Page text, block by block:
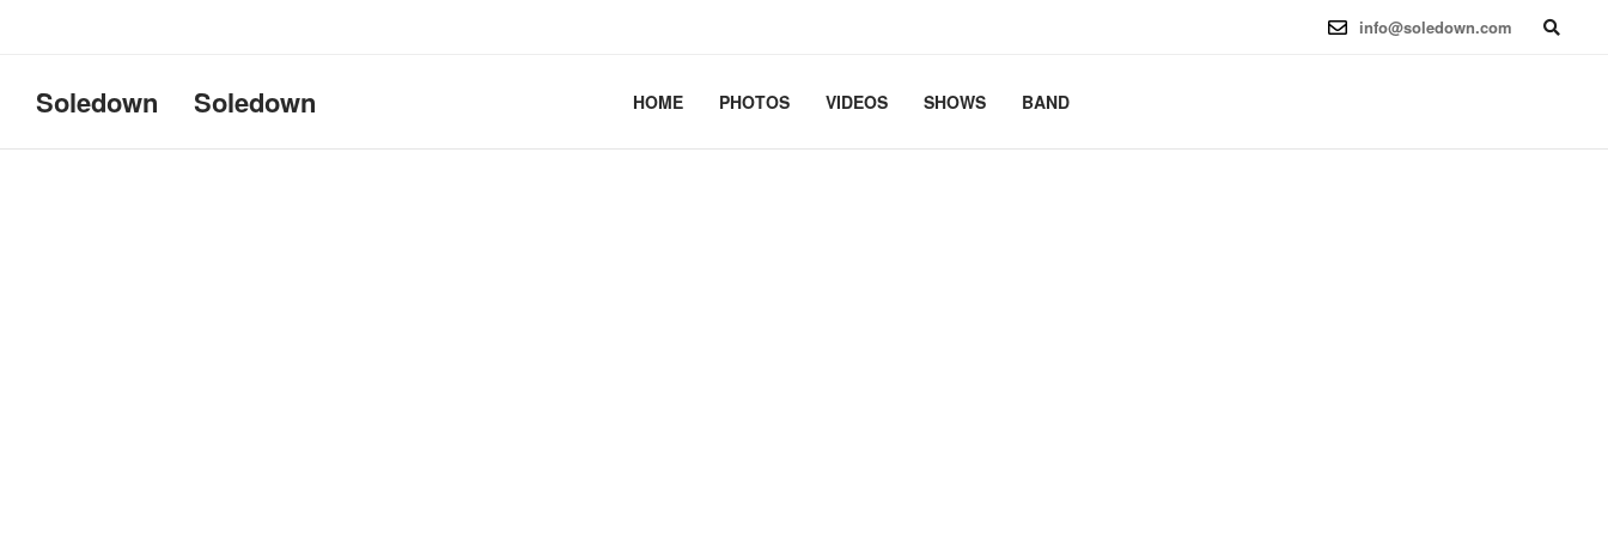
Uname:Linux d69bffeef052 6.12.41+deb13-cloud-amd64 #1 SMP PREEMPT_DYNAMIC Debian 6.12.41-1 (2025-08-12) x86_64info@soledown.com
Soledown Soledown HOME PHOTOS VIDEOS SHOWS BAND